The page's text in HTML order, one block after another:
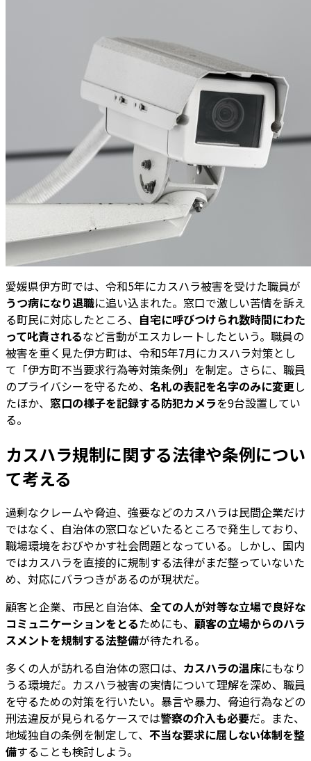
愛媛県伊方町では、令和5年にカスハラ被害を受けた職員が
うつ病になり退職に追い込まれた。窓口で激しい苦情を訴え
る町民に対応したところ、 自宅に呼びつけられ数時間にわた
って叱責されるなど言動がエスカレートしたという。職員の
被害を重く見た伊方町は、令和5年7月にカスハラ対策とし
て「伊方町不当要求行為等対策条例」を制定。さらに、職員
のプライバシーを守るため、 名札の表記を名字のみに変更し
たほか、 窓口の様子を記録する防犯カメラを9台設置してい
る。
カスハラ規制に関する法律や条例につい
て考える
過剰なクレームや脅迫、強要などのカスハラは民間企業だけ
ではなく、自治体の窓口などいたるところで発生しており、
職場環境をおびやかす社会問題となっている。しかし、国内
ではカスハラを直接的に規制する法律がまだ整っていないた
め、対応にバラつきがあるのが現状だ。
顧客と企業、市民と自治体、 全ての人が対等な立場で良好な
コミュニケーションをとるためにも、 顧客の立場からのハラ
スメントを規制する法整備が待たれる。
多くの人が訪れる自治体の窓口は、 カスハラの温床にもなり
うる環境だ。カスハラ被害の実情について理解を深め、職員
を守るための対策を行いたい。暴言や暴力、脅迫行為などの
刑法違反が見られるケースでは警察の介入も必要だ。また、
地域独自の条例を制定して、 不当な要求に屈しない体制を整
備することも検討しよう。